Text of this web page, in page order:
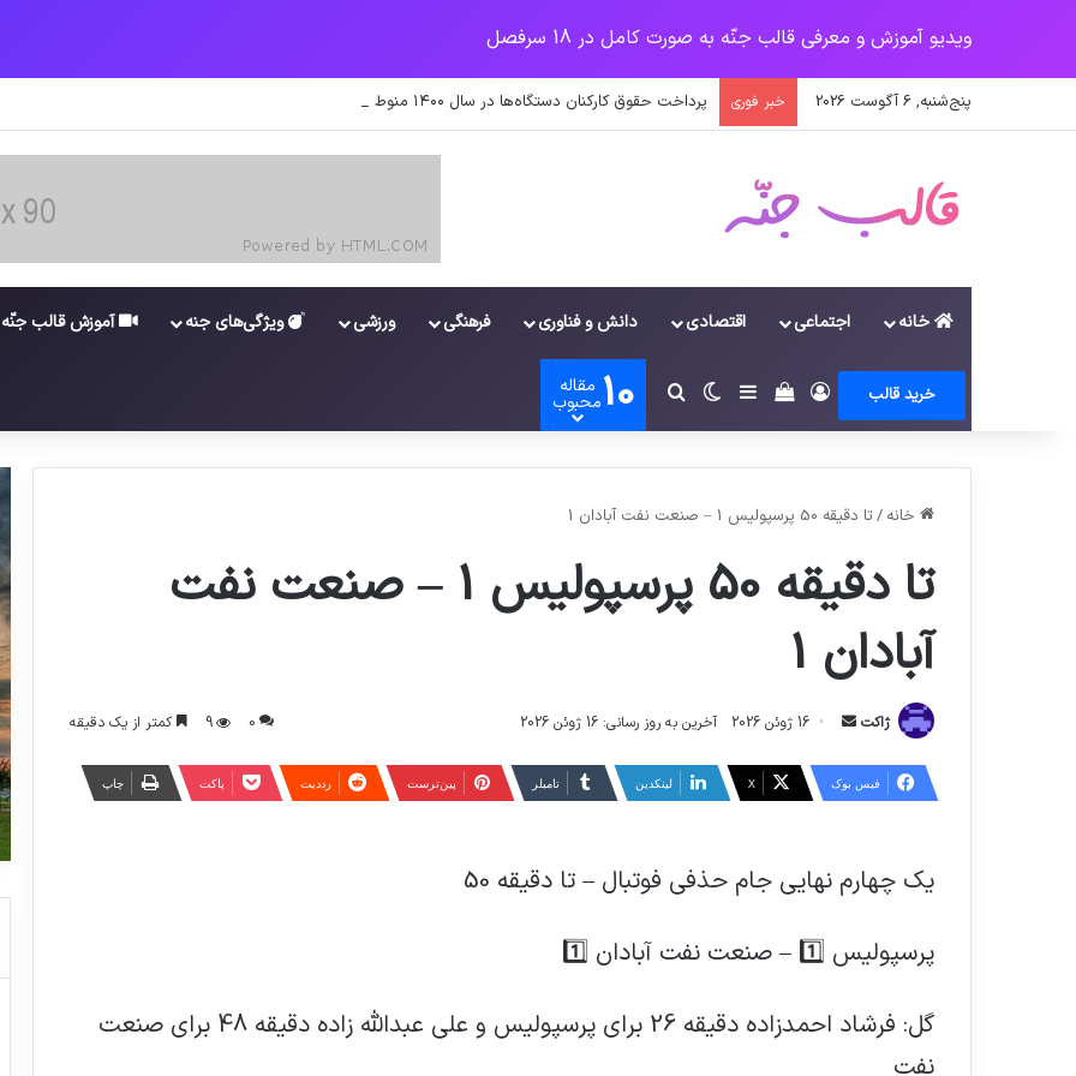
ویدیو آموزش و معرفی قالب جنّه به صورت کامل در 18 سرفصل
پنج‌شنبه, 6 آگوست 2026 خبر فوری پرداخت حقوق کارکنان دستگاه‌ها در سال ۱۴۰۰ منوط به ثبت اطلاعات کارکنان در سامانه شد
خانه اجتماعی اقتصادی دانش و فناوری فرهنگی ورزشی ویژگی‌های جنه آموزش قالب جنّه
خرید قالب وروددیدن سبد خرید
سایدبارتغییر پوسته
جستجو برای
10 مقاله
محبوب
خانه / تا دقیقه 50 پرسپولیس 1 – صنعت نفت آبادان 1
تا دقیقه 50 پرسپولیس 1 – صنعت نفت
آبادان 1
ژاکت
ارسال 16 ژوئن 2026 آخرین به روز رسانی: 16 ژوئن 2026 0
9 کمتر از یک دقیقه
فیس بوک X لینکدین ‫تامبلر ‫پین‌ترست ‫رددیت پاکت چاپ
یک چهارم نهایی جام حذفی فوتبال – تا دقیقه 50
پرسپولیس 1️⃣ – صنعت نفت آبادان 1️⃣
گل: فرشاد احمدزاده دقیقه 26 برای پرسپولیس و علی عبدالله زاده دقیقه 48 برای صنعت
نفت